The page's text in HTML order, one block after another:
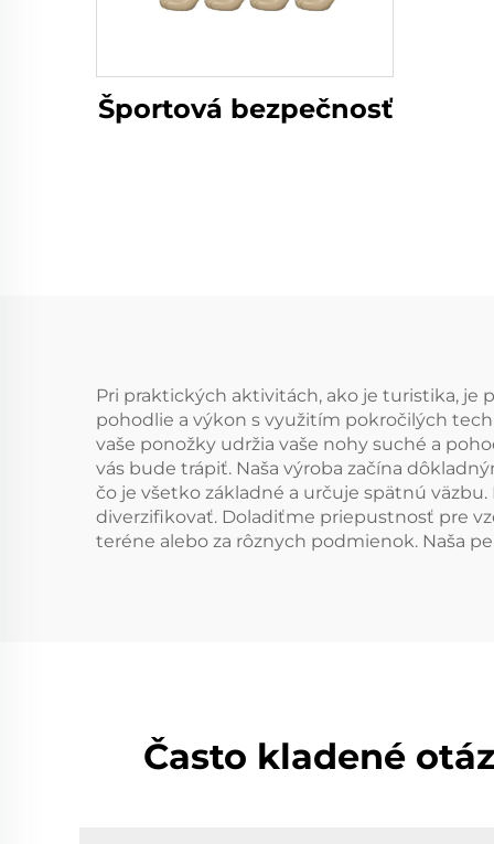
Športová bezpečnosť
Pri praktických aktivitách, ako je turistika, je
pohodlie a výkon s využitím pokročilých
vaše ponožky udržia vaše nohy suché a
vás bude trápiť. Naša výroba začína
čo je všetko základné a určuje spätnú
diverzifikovať. Doladiťme priepustnosť pre
teréne alebo za rôznych podmienok. Naša
Často kladené